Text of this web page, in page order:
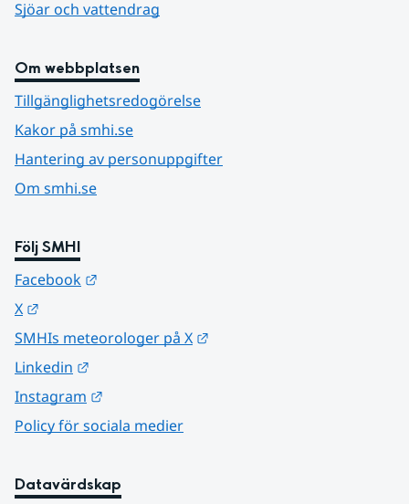
Sjöar och vattendrag
Om webbplatsen
Tillgänglighetsredogörelse
Kakor på smhi.se
Hantering av personuppgifter
Om smhi.se
Följ SMHI
Facebook
X
SMHIs meteorologer på X
Linkedin
Instagram
Policy för sociala medier
Datavärdskap